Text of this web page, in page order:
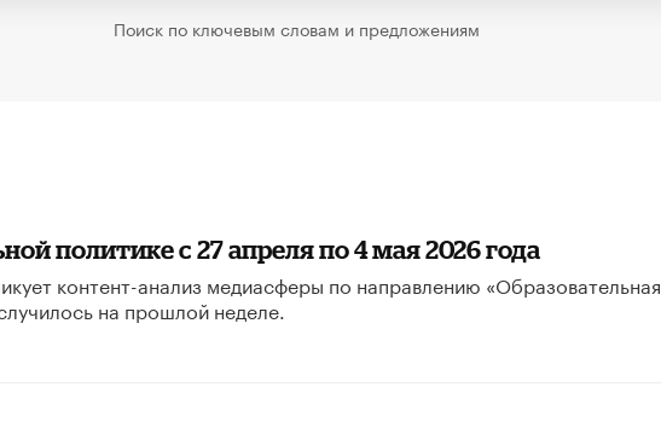
Поиск по ключевым словам и предложениям
политике с 27 апреля по 4 мая 2026 года
контент-анализ медиасферы по направлению «Образовательная
на прошлой неделе.